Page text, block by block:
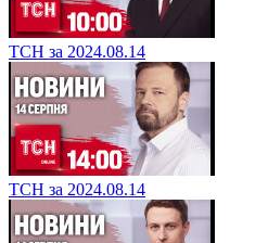
ТСН за 2024.08.14
ТСН за 2024.08.14